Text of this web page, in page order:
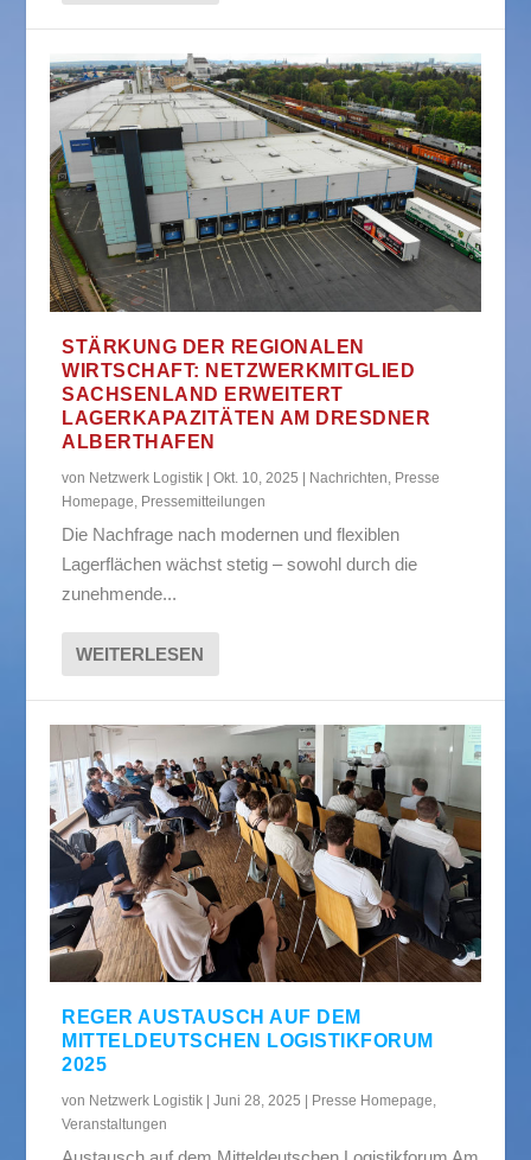
STÄRKUNG DER REGIONALEN
WIRTSCHAFT: NETZWERKMITGLIED
SACHSENLAND ERWEITERT
LAGERKAPAZITÄTEN AM DRESDNER
ALBERTHAFEN
von Netzwerk Logistik |Okt. 10, 2025 | Nachrichten Presse
Homepage Pressemitteilungen
Die Nachfrage nach modernen und flexiblen
Lagerflächen wächst stetig – sowohl durch die
zunehmende...
WEITERLESEN
REGER AUSTAUSCH AUF DEM
MITTELDEUTSCHEN LOGISTIKFORUM
2025
von Netzwerk Logistik |Juni 28, 2025 Presse Homepage,
Veranstaltungen